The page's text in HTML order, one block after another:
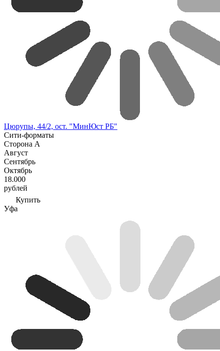
Цюрупы, 44/2, ост. "МинЮст РБ"
Сити-форматы
Сторона А
Август
Сентябрь
Октябрь
18.000
рублей
Купить
Уфа